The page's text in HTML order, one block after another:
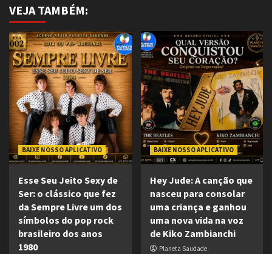
VEJA TAMBÉM:
BAIXE NOSSO APLICATIVO
Esse Seu Jeito Sexy de
Ser: o clássico que fez
da Sempre Livre um dos
símbolos do pop rock
brasileiro dos anos
1980
BAIXE NOSSO APLICATIVO
Hey Jude: A canção que
nasceu para consolar
uma criança e ganhou
uma nova vida na voz
de Kiko Zambianchi
Planeta Saudade